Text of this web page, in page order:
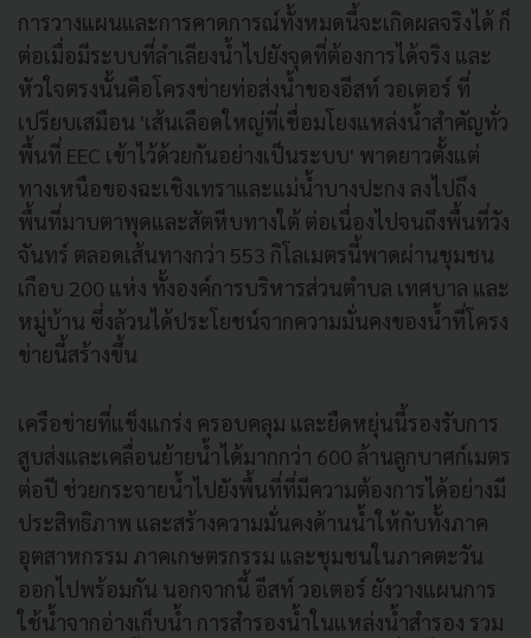
การวางแผนและการคาดการณ์ทั้งหมดนี้จะเกิดผลจริงได้ ก็
ต่อเมื่อมีระบบที่ลำเลียงน้ำไปยังจุดที่ต้องการได้จริง และ
หัวใจตรงนั้นคือโครงข่ายท่อส่งน้ำของอีสท์ วอเตอร์ ที่
เปรียบเสมือน 'เส้นเลือดใหญ่ที่เชื่อมโยงแหล่งน้ำสำคัญทั่ว
พื้นที่ EEC เข้าไว้ด้วยกันอย่างเป็นระบบ' พาดยาวตั้งแต่
ทางเหนือของฉะเชิงเทราและแม่น้ำบางปะกง ลงไปถึง
พื้นที่มาบตาพุดและสัตหีบทางใต้ ต่อเนื่องไปจนถึงพื้นที่วัง
จันทร์ ตลอดเส้นทางกว่า 553 กิโลเมตรนี้พาดผ่านชุมชน
เกือบ 200 แห่ง ทั้งองค์การบริหารส่วนตำบล เทศบาล และ
หมู่บ้าน ซึ่งล้วนได้ประโยชน์จากความมั่นคงของน้ำที่โครง
ข่ายนี้สร้างขึ้น
เครือข่ายที่แข็งแกร่ง ครอบคลุม และยืดหยุ่นนี้รองรับการ
สูบส่งและเคลื่อนย้ายน้ำได้มากกว่า 600 ล้านลูกบาศก์เมตร
ต่อปี ช่วยกระจายน้ำไปยังพื้นที่ที่มีความต้องการได้อย่างมี
ประสิทธิภาพ และสร้างความมั่นคงด้านน้ำให้กับทั้งภาค
อุตสาหกรรม ภาคเกษตรกรรม และชุมชนในภาคตะวัน
ออกไปพร้อมกัน นอกจากนี้ อีสท์ วอเตอร์ ยังวางแผนการ
ใช้น้ำจากอ่างเก็บน้ำ การสำรองน้ำในแหล่งน้ำสำรอง รวม